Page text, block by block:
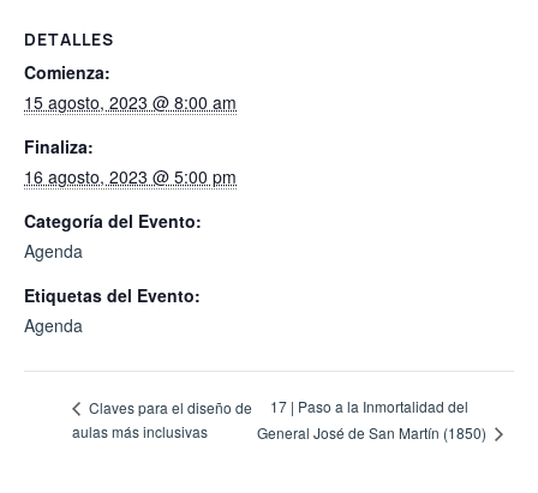
DETALLES
Comienza:
15 agosto, 2023 @ 8:00 am
Finaliza:
16 agosto, 2023 @ 5:00 pm
Categoría del Evento:
Agenda
Etiquetas del Evento:
Agenda
Claves para el diseño de
aulas más inclusivas
17 | Paso a la Inmortalidad del
General José de San Martín (1850)